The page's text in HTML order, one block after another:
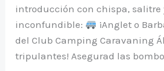
introducción con chispa, salitre
inconfundible:
¡Anglet o
del Club Camping Caravaning
tripulantes! Asegurad las